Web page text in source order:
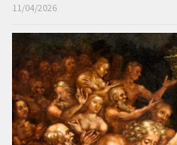
11/04/2026